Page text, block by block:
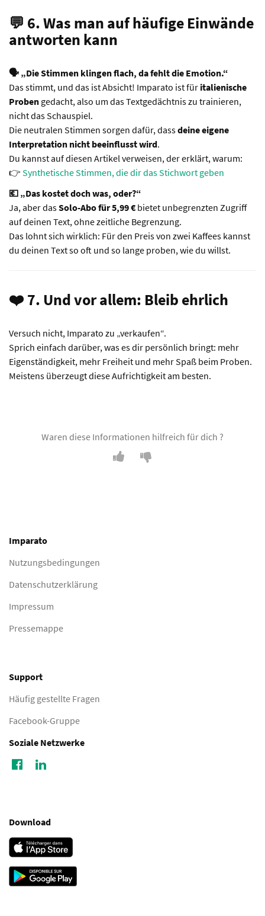
💬 6. Was man auf häufige Einwände
antworten kann
🗣️ „Die Stimmen klingen flach, da fehlt die Emotion.“
Das stimmt, und das ist Absicht! Imparato ist für italienische
Proben gedacht, also um das Textgedächtnis zu trainieren,
nicht das Schauspiel.
Die neutralen Stimmen sorgen dafür, dassdeine eigene
Interpretation nicht beeinflusst wird.
Du kannst auf diesen Artikel verweisen, der erklärt, warum:
👉 Synthetische Stimmen, die dir das Stichwort geben
💶 „Das kostet doch was, oder?“
Ja, aber dasSolo-Abo für 5,99 € bietet unbegrenzten Zugriff
auf deinen Text, ohne zeitliche Begrenzung.
Das lohnt sich wirklich: Für den Preis von zwei Kaffees kannst
du deinen Text so oft und so lange proben, wie du willst.
❤️ 7. Und vor allem: Bleib ehrlich
Versuch nicht, Imparato zu „verkaufen“.
Sprich einfach darüber, was es dir persönlich bringt: mehr
Eigenständigkeit, mehr Freiheit und mehr Spaß beim Proben.
Meistens überzeugt diese Aufrichtigkeit am besten.
Waren diese Informationen hilfreich für dich ?
Imparato
Nutzungsbedingungen
Datenschutzerklärung
Impressum
Pressemappe
Support
Häufig gestellte Fragen
Facebook-Gruppe
Soziale Netzwerke
Download